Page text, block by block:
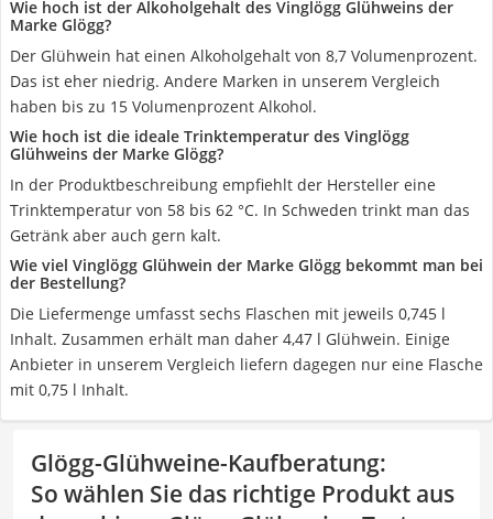
Wie hoch ist der Alkoholgehalt des Vinglögg Glühweins der
Marke Glögg?
Der Glühwein hat einen Alkoholgehalt von 8,7 Volumenprozent.
Das ist eher niedrig. Andere Marken in unserem Vergleich
haben bis zu 15 Volumenprozent Alkohol.
Wie hoch ist die ideale Trinktemperatur des Vinglögg
Glühweins der Marke Glögg?
In der Produktbeschreibung empfiehlt der Hersteller eine
Trinktemperatur von 58 bis 62 °C. In Schweden trinkt man das
Getränk aber auch gern kalt.
Wie viel Vinglögg Glühwein der Marke Glögg bekommt man bei
der Bestellung?
Die Liefermenge umfasst sechs Flaschen mit jeweils 0,745 l
Inhalt. Zusammen erhält man daher 4,47 l Glühwein. Einige
Anbieter in unserem Vergleich liefern dagegen nur eine Flasche
mit 0,75 l Inhalt.
Glögg-Glühweine-Kaufberatung:
So wählen Sie das richtige Produkt aus